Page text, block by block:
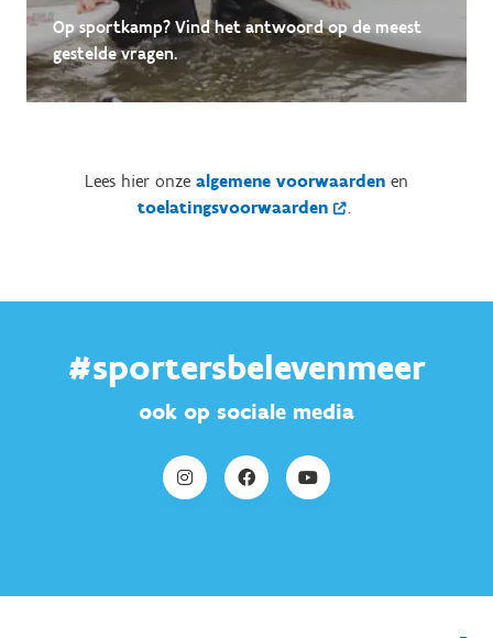
Op sportkamp? Vind het antwoord op de meest
gestelde vragen.
Lees hier onze algemene voorwaarden en
toelatingsvoorwaarden
.
#sportersbelevenmeer
ook op sociale media